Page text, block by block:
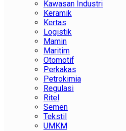
Kawasan Industri
Keramik
Kertas
Logistik
Mamin
Maritim
Otomotif
Perkakas
Petrokimia
Regulasi
Ritel
Semen
Tekstil
UMKM